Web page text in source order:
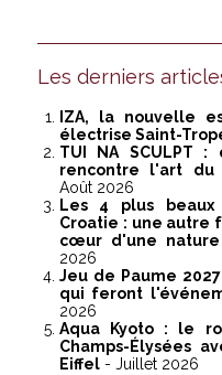
Les derniers
IZA, la nouvelle
électrise Saint-
TUI NA SCULPT
rencontre l'art du
Août 2026
Les 4 plus
Croatie : une autre
cœur d'une nature
2026
Jeu de Paume
qui feront
2026
Aqua Kyoto : le
Champs-Élysées
Eiffel- Juillet 2026